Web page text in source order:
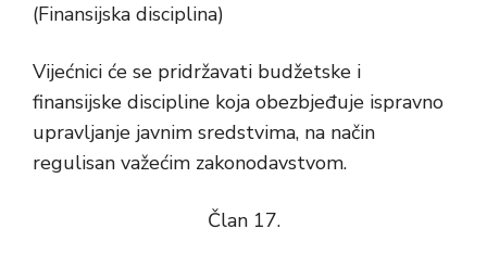
(Finansijska disciplina)
Vijećnici će se pridržavati budžetske i
finansijske discipline koja obezbjeđuje ispravno
upravljanje javnim sredstvima, na način
regulisan važećim zakonodavstvom.
Član 17.